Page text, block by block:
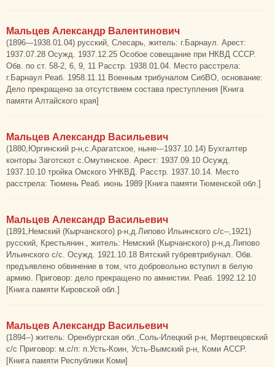
Мальцев Александр Валентинович
(1896---1938.01.04) русский, Слесарь, житель: г.Барнаул. Арест:
1937.07.28 Осужд. 1937.12.25 Особое совещание при НКВД СССР.
Обв. по ст. 58-2, 6, 9, 11 Расстр. 1938.01.04. Место расстрела:
г.Барнаул Реаб. 1958.11.11 Военным трибуналом СибВО, основание:
Дело прекращено за отсутствием состава преступления [Книга
памяти Алтайского края]
Мальцев Александр Васильевич
(1880,Юргинский р-н,с.Арагатское, ныне---1937.10.14) Бухгалтер
конторы Заготскот с.Омутинское. Арест: 1937.09.10 Осужд.
1937.10.10 тройка Омского УНКВД. Расстр. 1937.10.14. Место
расстрела: Тюмень Реаб. июнь 1989 [Книга памяти Тюменской обл.]
Мальцев Александр Васильевич
(1891,Немский (Кырчанского) р-н,д.Липово Ильинского с/с--,1921)
русский, Крестьянин., житель: Немский (Кырчанского) р-н,д.Липово
Ильинского с/с. Осужд. 1921.10.18 Вятский губревтрибунал. Обв.
предъявлено обвинение в том, что добровольно вступил в белую
армию. Приговор: дело прекращено по амнистии. Реаб. 1992.12.10
[Книга памяти Кировской обл.]
Мальцев Александр Васильевич
(1894--) житель: Оренбургская обл.,Соль-Илецкий р-н, Мертвецовский
с/с Приговор: м.с/п: п.Усть-Коин, Усть-Вымский р-н, Коми АССР.
[Книга памяти Республики Коми]